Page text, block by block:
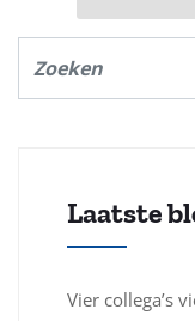
Laatste
Vier collega’s